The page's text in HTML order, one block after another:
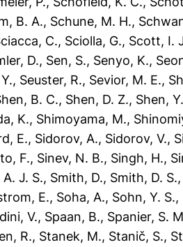
B. A., Schune, M. H.,
C., Sciolla, G., Scott, I.
D., Sen, S., Senyo, K.,
, Seuster, R., Sevior, M. E.,
B. C., Shen, D. Z., Shen,
K., Shimoyama, M.,
E., Sidorov, A., Sidorov, V.,
F., Sinev, N. B., Singh, H.,
J. S., Smith, D., Smith, D. S.
E., Soha, A., Sohn, Y. S.,
V., Spaan, B., Spanier, S.
R., Stanek, M., Stanič, S.,